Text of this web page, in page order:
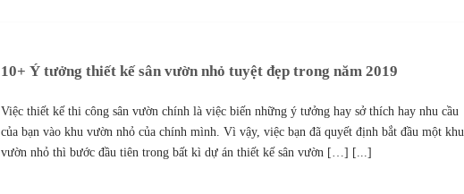
10+ Ý tưởng thiết kế sân vườn nhỏ tuyệt đẹp trong năm 2019
Việc thiết kế thi công sân vườn chính là việc biến những ý tưởng hay sở thích hay nhu cầu
của bạn vào khu vườn nhỏ của chính mình. Vì vậy, việc bạn đã quyết định bắt đầu một khu
vườn nhỏ thì bước đầu tiên trong bất kì dự án thiết kế sân vườn […] [...]